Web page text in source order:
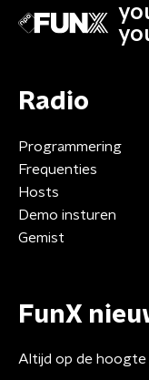
Radio
Programmering
Frequenties
Hosts
Demo insturen
Gemist
FunX
Altijd op de hoogte